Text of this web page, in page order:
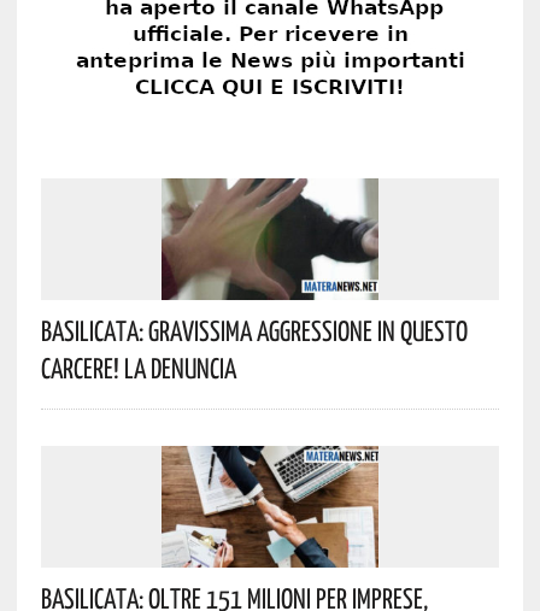
Basilicata: Gravissima Aggressione In Questo
Carcere! La Denuncia
Basilicata: Oltre 151 Milioni Per Imprese,